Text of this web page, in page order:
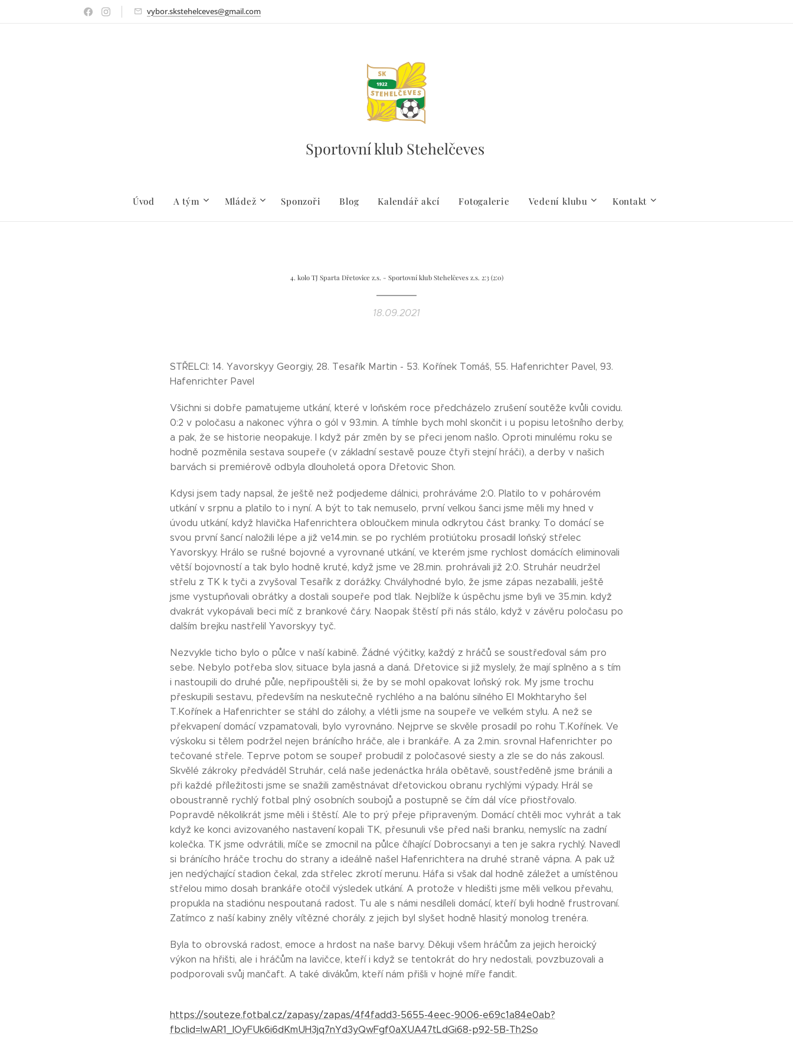
vybor.skstehelceves@gmail.com
Sportovní klub Stehelčeves
Úvod A tým Mládež Sponzoři Blog Kalendář akcí Fotogalerie Vedení klubu Kontakt
4. kolo TJ Sparta Dřetovice z.s. - Sportovní klub Stehelčeves z.s. 2:3 (2:0)
18.09.2021
STŘELCI: 14. Yavorskyy Georgiy, 28. Tesařík Martin - 53. Kořínek Tomáš, 55. Hafenrichter Pavel, 93.
Hafenrichter Pavel
Všichni si dobře pamatujeme utkání, které v loňském roce předcházelo zrušení soutěže kvůli covidu.
0:2 v poločasu a nakonec výhra o gól v 93.min. A tímhle bych mohl skončit i u popisu letošního derby,
a pak, že se historie neopakuje. I když pár změn by se přeci jenom našlo. Oproti minulému roku se
hodně pozměnila sestava soupeře (v základní sestavě pouze čtyři stejní hráči), a derby v našich
barvách si premiérově odbyla dlouholetá opora Dřetovic Shon.
Kdysi jsem tady napsal, že ještě než podjedeme dálnici, prohráváme 2:0. Platilo to v pohárovém
utkání v srpnu a platilo to i nyní. A být to tak nemuselo, první velkou šanci jsme měli my hned v
úvodu utkání, když hlavička Hafenrichtera obloučkem minula odkrytou část branky. To domácí se
svou první šancí naložili lépe a již ve14.min. se po rychlém protiútoku prosadil loňský střelec
Yavorskyy. Hrálo se rušné bojovné a vyrovnané utkání, ve kterém jsme rychlost domácích eliminovali
větší bojovností a tak bylo hodně kruté, když jsme ve 28.min. prohrávali již 2:0. Struhár neudržel
střelu z TK k tyči a zvyšoval Tesařík z dorážky. Chvályhodné bylo, že jsme zápas nezabalili, ještě
jsme vystupňovali obrátky a dostali soupeře pod tlak. Nejblíže k úspěchu jsme byli ve 35.min. když
dvakrát vykopávali beci míč z brankové čáry. Naopak štěstí při nás stálo, když v závěru poločasu po
dalším brejku nastřelil Yavorskyy tyč.
Nezvykle ticho bylo o půlce v naší kabině. Žádné výčitky, každý z hráčů se soustřeďoval sám pro
sebe. Nebylo potřeba slov, situace byla jasná a daná. Dřetovice si již myslely, že mají splněno a s tím
i nastoupili do druhé půle, nepřipouštěli si, že by se mohl opakovat loňský rok. My jsme trochu
přeskupili sestavu, především na neskutečně rychlého a na balónu silného El Mokhtaryho šel
T.Kořínek a Hafenrichter se stáhl do zálohy, a vlétli jsme na soupeře ve velkém stylu. A než se
překvapení domácí vzpamatovali, bylo vyrovnáno. Nejprve se skvěle prosadil po rohu T.Kořínek. Ve
výskoku si tělem podržel nejen bránícího hráče, ale i brankáře. A za 2.min. srovnal Hafenrichter po
tečované střele. Teprve potom se soupeř probudil z poločasové siesty a zle se do nás zakousl.
Skvělé zákroky předváděl Struhár, celá naše jedenáctka hrála obětavě, soustředěně jsme bránili a
při každé příležitosti jsme se snažili zaměstnávat dřetovickou obranu rychlými výpady. Hrál se
oboustranně rychlý fotbal plný osobních soubojů a postupně se čím dál více přiostřovalo.
Popravdě několikrát jsme měli i štěstí. Ale to prý přeje připraveným. Domácí chtěli moc vyhrát a tak
když ke konci avizovaného nastavení kopali TK, přesunuli vše před naši branku, nemyslíc na zadní
kolečka. TK jsme odvrátili, míče se zmocnil na půlce číhající Dobrocsanyi a ten je sakra rychlý. Navedl
si bránícího hráče trochu do strany a ideálně našel Hafenrichtera na druhé straně vápna. A pak už
jen nedýchající stadion čekal, zda střelec zkrotí merunu. Háfa si však dal hodně záležet a umístěnou
střelou mimo dosah brankáře otočil výsledek utkání. A protože v hledišti jsme měli velkou převahu,
propukla na stadiónu nespoutaná radost. Tu ale s námi nesdíleli domácí, kteří byli hodně frustrovaní.
Zatímco z naší kabiny zněly vítězné chorály. z jejich byl slyšet hodně hlasitý monolog trenéra.
Byla to obrovská radost, emoce a hrdost na naše barvy. Děkuji všem hráčům za jejich heroický
výkon na hřišti, ale i hráčům na lavičce, kteří i když se tentokrát do hry nedostali, povzbuzovali a
podporovali svůj mančaft. A také divákům, kteří nám přišli v hojné míře fandit.
https://souteze.fotbal.cz/zapasy/zapas/4f4fadd3-5655-4eec-9006-e69c1a84e0ab?
fbclid=IwAR1_lOyFUk6i6dKmUH3jq7nYd3yQwFgf0aXUA47tLdGi68-p92-5B-Th2So